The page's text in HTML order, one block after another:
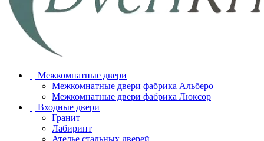
Межкомнатные двери
Межкомнатные двери фабрика Альберо
Межкомнатные двери фабрика Люксор
Входные двери
Гранит
Лабиринт
Ателье стальных дверей